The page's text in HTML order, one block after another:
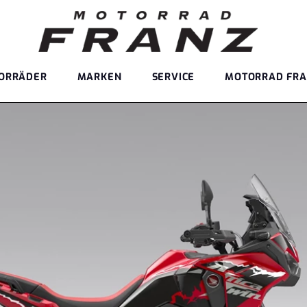
MARKEN SERVICE MOTORRAD